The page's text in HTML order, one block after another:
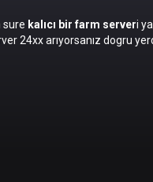
sure kalıcı bir farm serveri
24xx arıyorsanız dogru